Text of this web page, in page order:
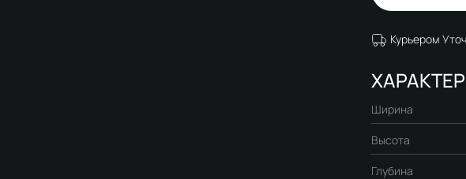
Курьером
Ширина
Высота
Глубина